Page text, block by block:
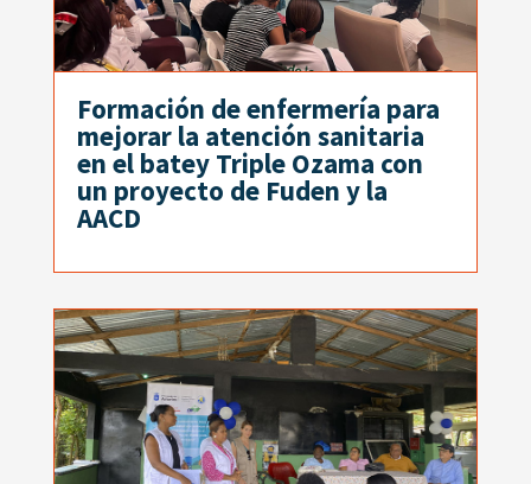
Formación de enfermería para
mejorar la atención sanitaria
en el batey Triple Ozama con
un proyecto de Fuden y la
AACD